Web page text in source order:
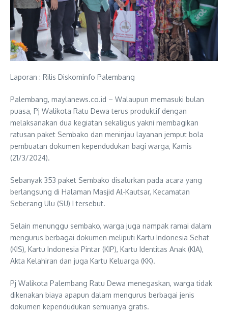
Laporan : Rilis Diskominfo Palembang
Palembang, maylanews.co.id – Walaupun memasuki bulan
puasa, Pj Walikota Ratu Dewa terus produktif dengan
melaksanakan dua kegiatan sekaligus yakni membagikan
ratusan paket Sembako dan meninjau layanan jemput bola
pembuatan dokumen kependudukan bagi warga, Kamis
(21/3/2024).
Sebanyak 353 paket Sembako disalurkan pada acara yang
berlangsung di Halaman Masjid Al-Kautsar, Kecamatan
Seberang Ulu (SU) I tersebut.
Selain menunggu sembako, warga juga nampak ramai dalam
mengurus berbagai dokumen meliputi Kartu Indonesia Sehat
(KIS), Kartu Indonesia Pintar (KIP), Kartu Identitas Anak (KIA),
Akta Kelahiran dan juga Kartu Keluarga (KK).
Pj Walikota Palembang Ratu Dewa menegaskan, warga tidak
dikenakan biaya apapun dalam mengurus berbagai jenis
dokumen kependudukan semuanya gratis.